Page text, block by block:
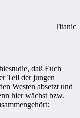
Titanic
daß Euch
Teil der jungen
Westen absetzt und
hier wächst bzw.